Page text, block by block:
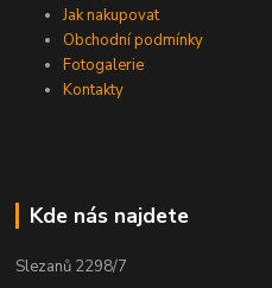
Jak nakupovat
Obchodní podmínky
Fotogalerie
Kontakty
Kde nás najdete
Slezanů 2298/7